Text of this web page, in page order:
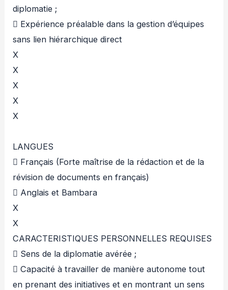
diplomatie ;
 Expérience préalable dans la gestion d’équipes
sans lien hiérarchique direct
X
X
X
X
X
LANGUES
 Français (Forte maîtrise de la rédaction et de la
révision de documents en français)
 Anglais et Bambara
X
X
CARACTERISTIQUES PERSONNELLES REQUISES
 Sens de la diplomatie avérée ;
 Capacité à travailler de manière autonome tout
en prenant des initiatives et en montrant un sens